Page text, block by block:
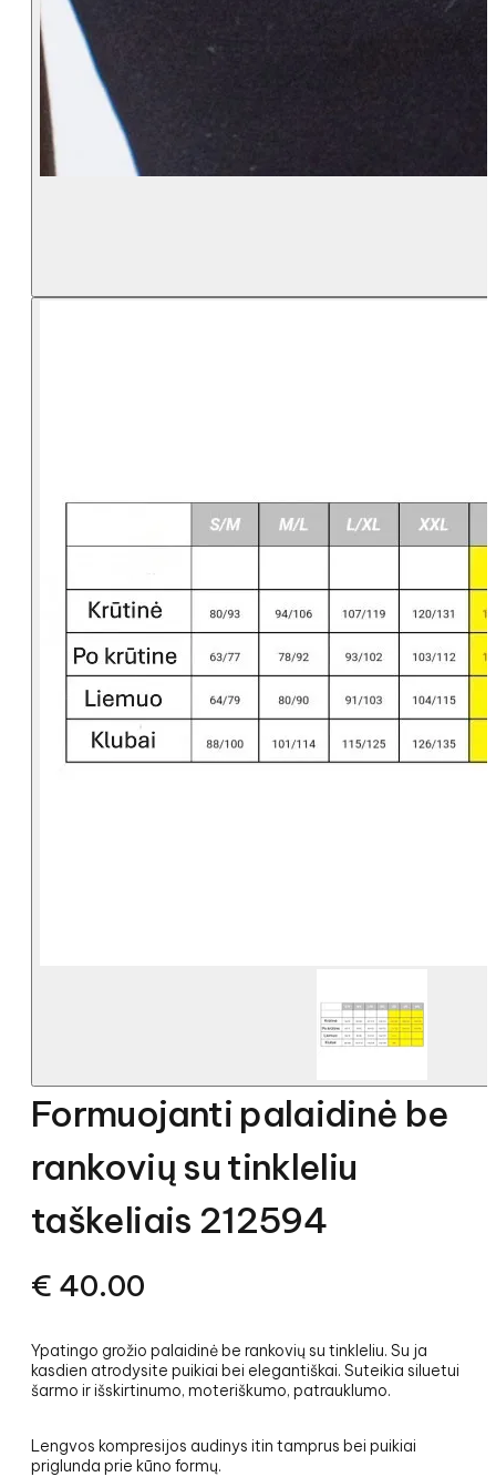
Formuojanti palaidinė be
rankovių su tinkleliu
taškeliais 212594
€ 40.00
Ypatingo grožio palaidinė be rankovių su tinkleliu. Su ja
kasdien atrodysite puikiai bei elegantiškai. Suteikia siluetui
šarmo ir išskirtinumo, moteriškumo, patrauklumo.
Lengvos kompresijos audinys itin tamprus bei puikiai
priglunda prie kūno formų.